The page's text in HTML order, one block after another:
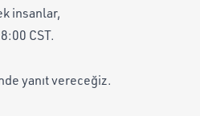
insanlar,
CST.
yanıt vereceğiz.